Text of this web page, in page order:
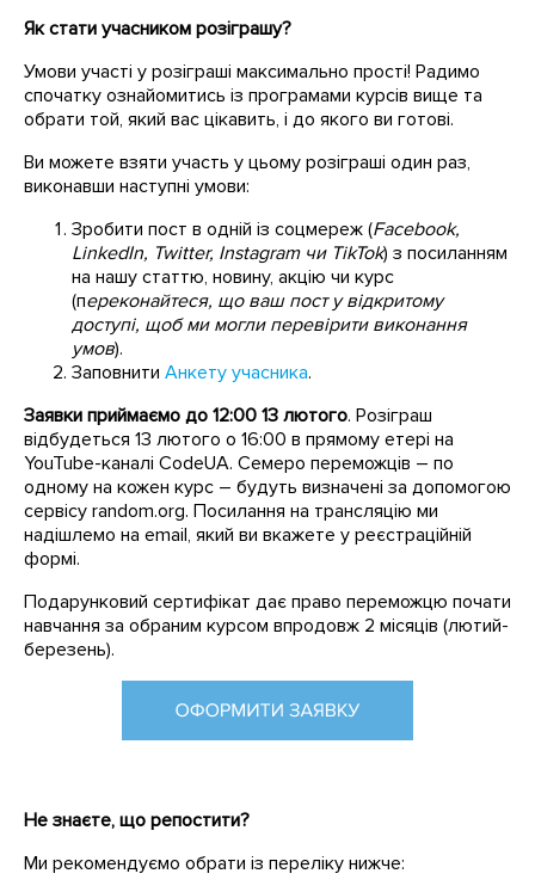
Як стати учасником розіграшу?
Умови участі у розіграші максимально прості! Радимо
спочатку ознайомитись із програмами курсів вище та
обрати той, який вас цікавить, і до якого ви готові.
Ви можете взяти участь у цьому розіграші один раз,
виконавши наступні умови:
Зробити пост в одній із соцмереж (Facebook,
LinkedIn, Twitter, Instagram чи TikTok) з посиланням
на нашу статтю, новину, акцію чи курс
(переконайтеся, що ваш пост у відкритому
доступі, щоб ми могли перевірити виконання
умов).
Заповнити Анкету учасника.
Заявки приймаємо до 12:00 13 лютого. Розіграш
відбудеться 13 лютого о 16:00 в прямому етері на
YouTube-каналі CodeUA. Семеро переможців – по
одному на кожен курс – будуть визначені за допомогою
сервісу random.org. Посилання на трансляцію ми
надішлемо на email, який ви вкажете у реєстраційній
формі.
Подарунковий сертифікат дає право переможцю почати
навчання за обраним курсом впродовж 2 місяців (лютий-
березень).
Не знаєте, що репостити?
Ми рекомендуємо обрати із переліку нижче: